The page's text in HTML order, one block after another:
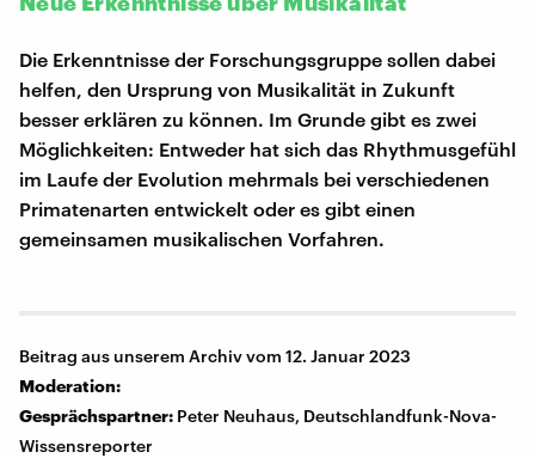
Die Erkenntnisse der Forschungsgruppe sollen dabei
helfen, den Ursprung von Musikalität in Zukunft
besser erklären zu können. Im Grunde gibt es zwei
Möglichkeiten: Entweder hat sich das Rhythmusgefühl
im Laufe der Evolution mehrmals bei verschiedenen
Primatenarten entwickelt oder es gibt einen
gemeinsamen musikalischen Vorfahren.
Beitrag aus unserem Archiv vom 12. Januar 2023
Moderation:
Gesprächspartner: Peter Neuhaus, Deutschlandfunk-Nova-
Wissensreporter